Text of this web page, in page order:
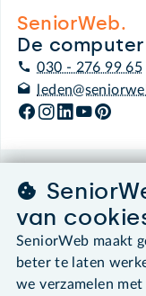
SeniorWeb.
De
030 - 276 99 65
©2026 SeniorWeb
Algemene voorwaarden
Cookies en cookie-
Disclaimer
Privacybeleid
van
SeniorWeb maakt
beter te laten
we verzamelen